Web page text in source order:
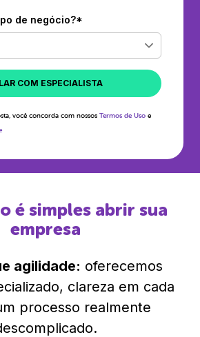
de negócio?*
COM ESPECIALISTA
você concorda com nossos Termos de Uso e
é simples abrir sua
empresa
agilidade: oferecemos
clareza em cada
processo realmente